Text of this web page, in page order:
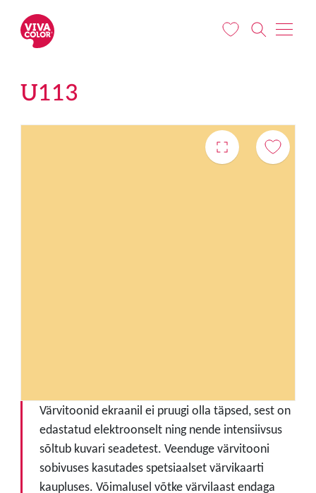
U113
Värvitoonid ekraanil ei pruugi olla täpsed, sest on
edastatud elektroonselt ning nende intensiivsus
sõltub kuvari seadetest. Veenduge värvitooni
sobivuses kasutades spetsiaalset värvikaarti
kaupluses. Võimalusel võtke värvilaast endaga